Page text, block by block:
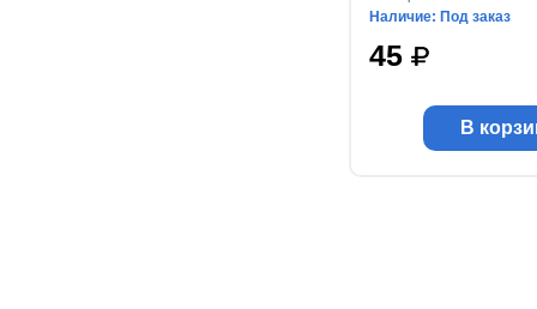
Наличие: Под заказ
45
В